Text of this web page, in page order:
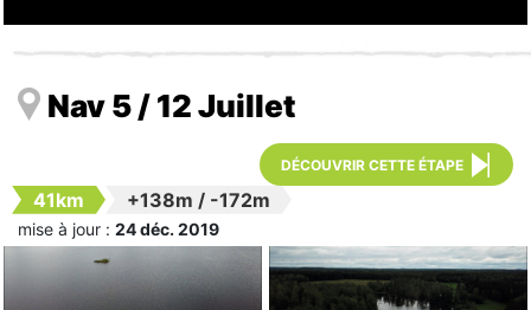
Nav 5 / 12 Juillet
DÉCOUVRIR CETTE ÉTAPE
41km +138m / -172m
mise à jour : 24 déc. 2019